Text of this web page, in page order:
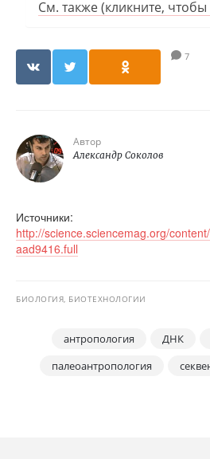
См. также (кликните,
7
Автор
Александр Соколов
Источники:
http://science.sciencemag.org/
aad9416.full
БИОЛОГИЯ, БИОТЕХНОЛОГИИ
антропология ДНК
палеоантропология